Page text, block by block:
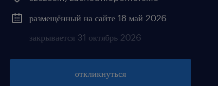
размещённый на сайте 18 май 2026
закрывается 31 октябрь 2026
откликнуться